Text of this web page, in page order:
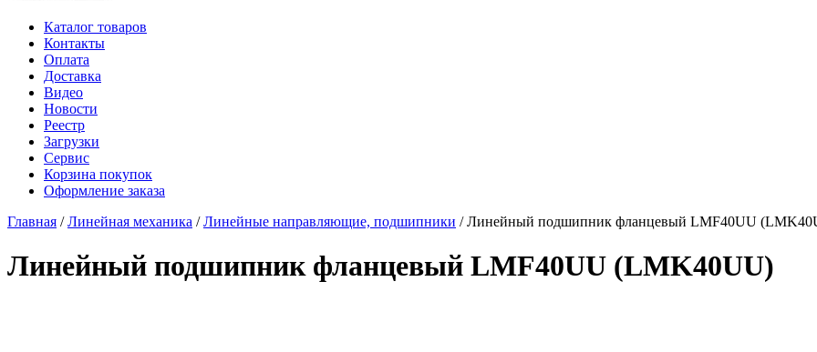
Каталог товаров
Контакты
Оплата
Доставка
Видео
Новости
Реестр
Загрузки
Сервис
Корзина покупок
Оформление заказа
Главная /Линейная механика /Линейные направляющие, подшипники / Линейный подшипник фланцевый LMF40UU
Линейный подшипник фланцевый LMF40UU (LMK40UU)